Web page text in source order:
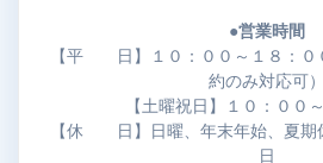
●営業時間
【平 日】１０：００～１８：０
約のみ対応可）
【土曜祝日】１０：００
【休 日】日曜、年末年始、夏期
日